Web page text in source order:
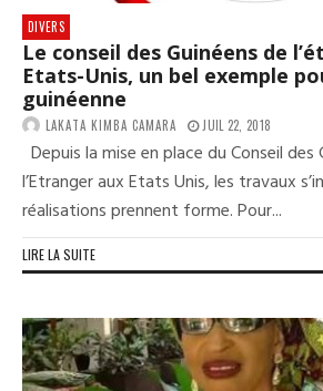
DIVERS
Le conseil des Guinéens de
Etats-Unis, un bel exemple
guinéenne
LAKATA KIMBA CAMARA JUIL 22, 2018
Depuis la mise en place du Conseil des
l’Etranger aux Etats Unis, les travaux
réalisations prennent forme. Pour...
LIRE LA SUITE